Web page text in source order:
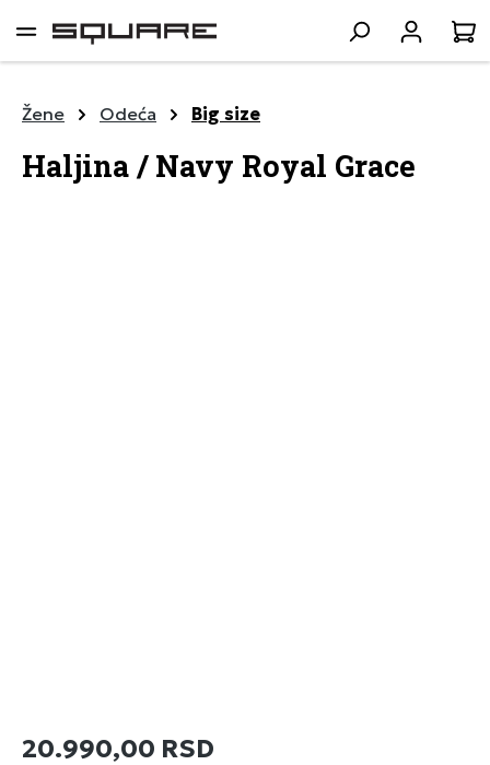
sadržaj
Žene Odeća Big size
Haljina / Navy Royal Grace
20.990,00 RSD